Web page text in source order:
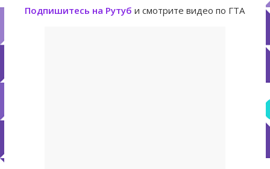
Подпишитесь на Рутуб и смотрите видео по ГТА